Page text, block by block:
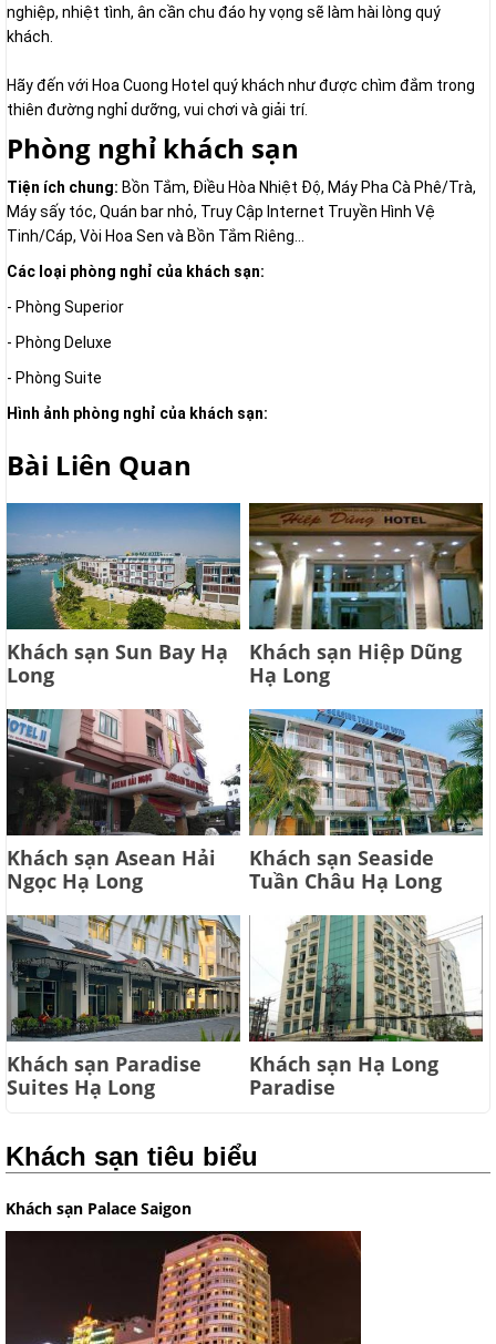
nghiệp, nhiệt tình, ân cần chu đáo hy vọng sẽ làm hài lòng quý
khách.
Hãy đến với Hoa Cuong Hotel quý khách như được chìm đắm trong
thiên đường nghỉ dưỡng, vui chơi và giải trí.
Phòng nghỉ khách sạn
Tiện ích chung: Bồn Tắm, Điều Hòa Nhiệt Độ, Máy Pha Cà Phê/Trà,
Máy sấy tóc, Quán bar nhỏ, Truy Cập Internet Truyền Hình Vệ
Tinh/Cáp, Vòi Hoa Sen và Bồn Tắm Riêng...
Các loại phòng nghỉ của khách sạn:
- Phòng Superior
- Phòng Deluxe
- Phòng Suite
Hình ảnh phòng nghỉ của khách sạn:
Bài Liên Quan
Khách sạn Sun Bay Hạ
Long
Khách sạn Hiệp Dũng
Hạ Long
Khách sạn Asean Hải
Ngọc Hạ Long
Khách sạn Seaside
Tuần Châu Hạ Long
Khách sạn Paradise
Suites Hạ Long
Khách sạn Hạ Long
Paradise
Khách sạn tiêu biểu
Khách sạn Palace Saigon